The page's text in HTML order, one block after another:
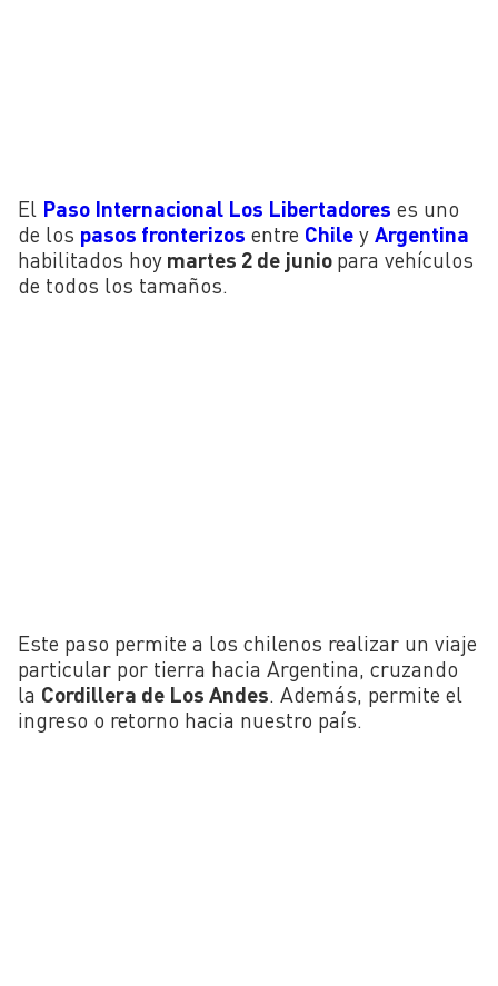
El Paso Internacional Los Libertadores es uno
de los pasos fronterizos entre Chile y Argentina
habilitados hoy martes 2 de junio para vehículos
de todos los tamaños.
Este paso permite a los chilenos realizar un viaje
particular por tierra hacia Argentina, cruzando
la Cordillera de Los Andes. Además, permite el
ingreso o retorno hacia nuestro país.